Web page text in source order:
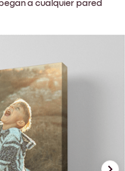
a cualquier pared